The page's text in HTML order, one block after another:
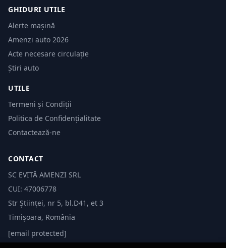
GHIDURI UTILE
Alerte mașină
Amenzi auto 2026
Acte necesare circulație
Știri auto
UTILE
Termeni și Condiții
Politica de Confidențialitate
Contactează-ne
CONTACT
SC EVITĂ AMENZI SRL
CUI: 47006778
Str Științei, nr 5, bl.D41, et 3
Timișoara, România
[email protected]